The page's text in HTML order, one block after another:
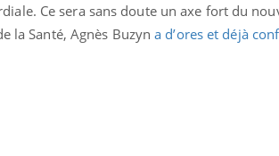
Ce sera sans doute un axe fort du
la Santé, Agnès Buzyna d’ores et déjà